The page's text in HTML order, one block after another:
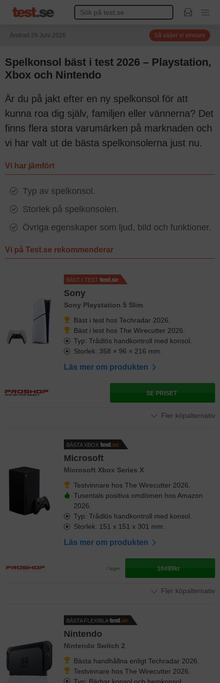
Ändrad 29 Juni 2026 Så väljer vi vinnare
Spelkonsol bäst i test 2026 – Playstation,
Xbox och Nintendo
Är du på jakt efter en ny spelkonsol för att
kunna roa dig själv, familjen eller vännerna? Det
finns flera stora varumärken på marknaden och
vi har valt ut de bästa spelkonsolerna just nu.
Vi har jämfört
Typ av spelkonsol.
Storlek på spelkonsolen.
Övriga egenskaper som ljud, bild och funktioner.
Vi på Test.se rekommenderar
BÄST I TEST
Sony
Sony Playstation 5 Slim
Bäst i test hos Techradar 2026.
Bäst i test hos The Wirecutter 2026.
Typ: Trådlös handkontroll med konsol.
Storlek: 358 × 96 × 216 mm.
Läs mer om produkten
SE PRISET
Fler köpalternativ
BÄSTA XBOX
Microsoft
Microsoft Xbox Series X
Testvinnare hos The Wirecutter 2026.
Tusentals positiva omdömen hos Amazon
2026.
Typ: Trådlös handkontroll med konsol.
Storlek: 151 x 151 x 301 mm.
Läs mer om produkten
I lager 10499kr
Fler köpalternativ
BÄSTA FLEXIBLA
Nintendo
Nintendo Switch 2
Bästa handhållna enligt Techradar 2026.
Testvinnare hos The Wirecutter 2026.
Typ: Bärbar konsol och hemkonsol.